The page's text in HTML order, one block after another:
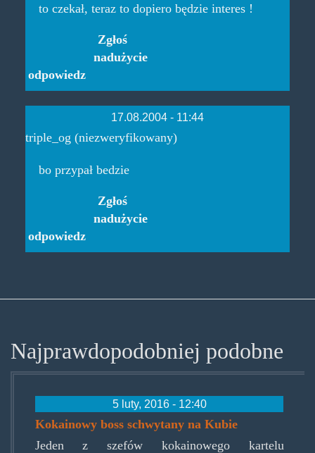
to czekał, teraz to dopiero będzie interes !
odpowiedz
Zgłoś
nadużycie
17.08.2004 - 11:44
triple_og (niezweryfikowany)
bo przypał bedzie
odpowiedz
Zgłoś
nadużycie
Najprawdopodobniej podobne
5 luty, 2016 - 12:40
Kokainowy boss schwytany na Kubie
Jeden z szefów kokainowego kartelu